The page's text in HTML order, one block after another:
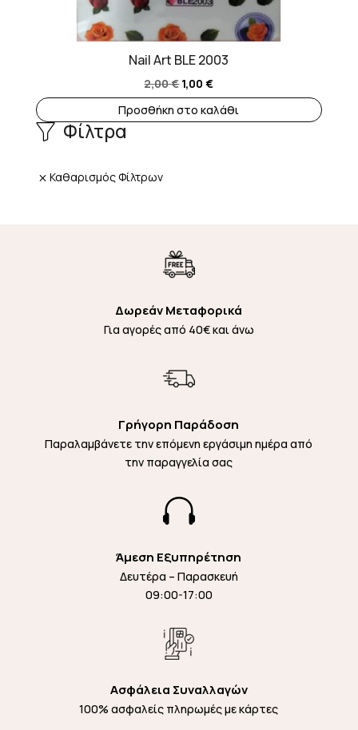
Nail Art BLE 2003
2,00€Original
price
was:
1,00€Η
τρέχουσα
τιμή
Προσθήκη στο καλάθι
Φίλτρα
Καθαρισμός Φίλτρων
Δωρεάν Μεταφορικά
Για αγορές από 40€ και άνω
Γρήγορη Παράδοση
Παραλαμβάνετε την επόμενη εργάσιμη ημέρα από
την παραγγελία σας

Άμεση Εξυπηρέτηση
Δευτέρα – Παρασκευή
09:00-17:00
Ασφάλεια Συναλλαγών
100% ασφαλείς πληρωμές με κάρτες